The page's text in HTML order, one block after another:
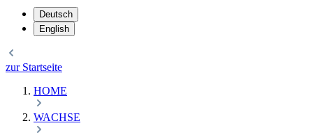
Deutsch
English
zur Startseite
HOME
WACHSE